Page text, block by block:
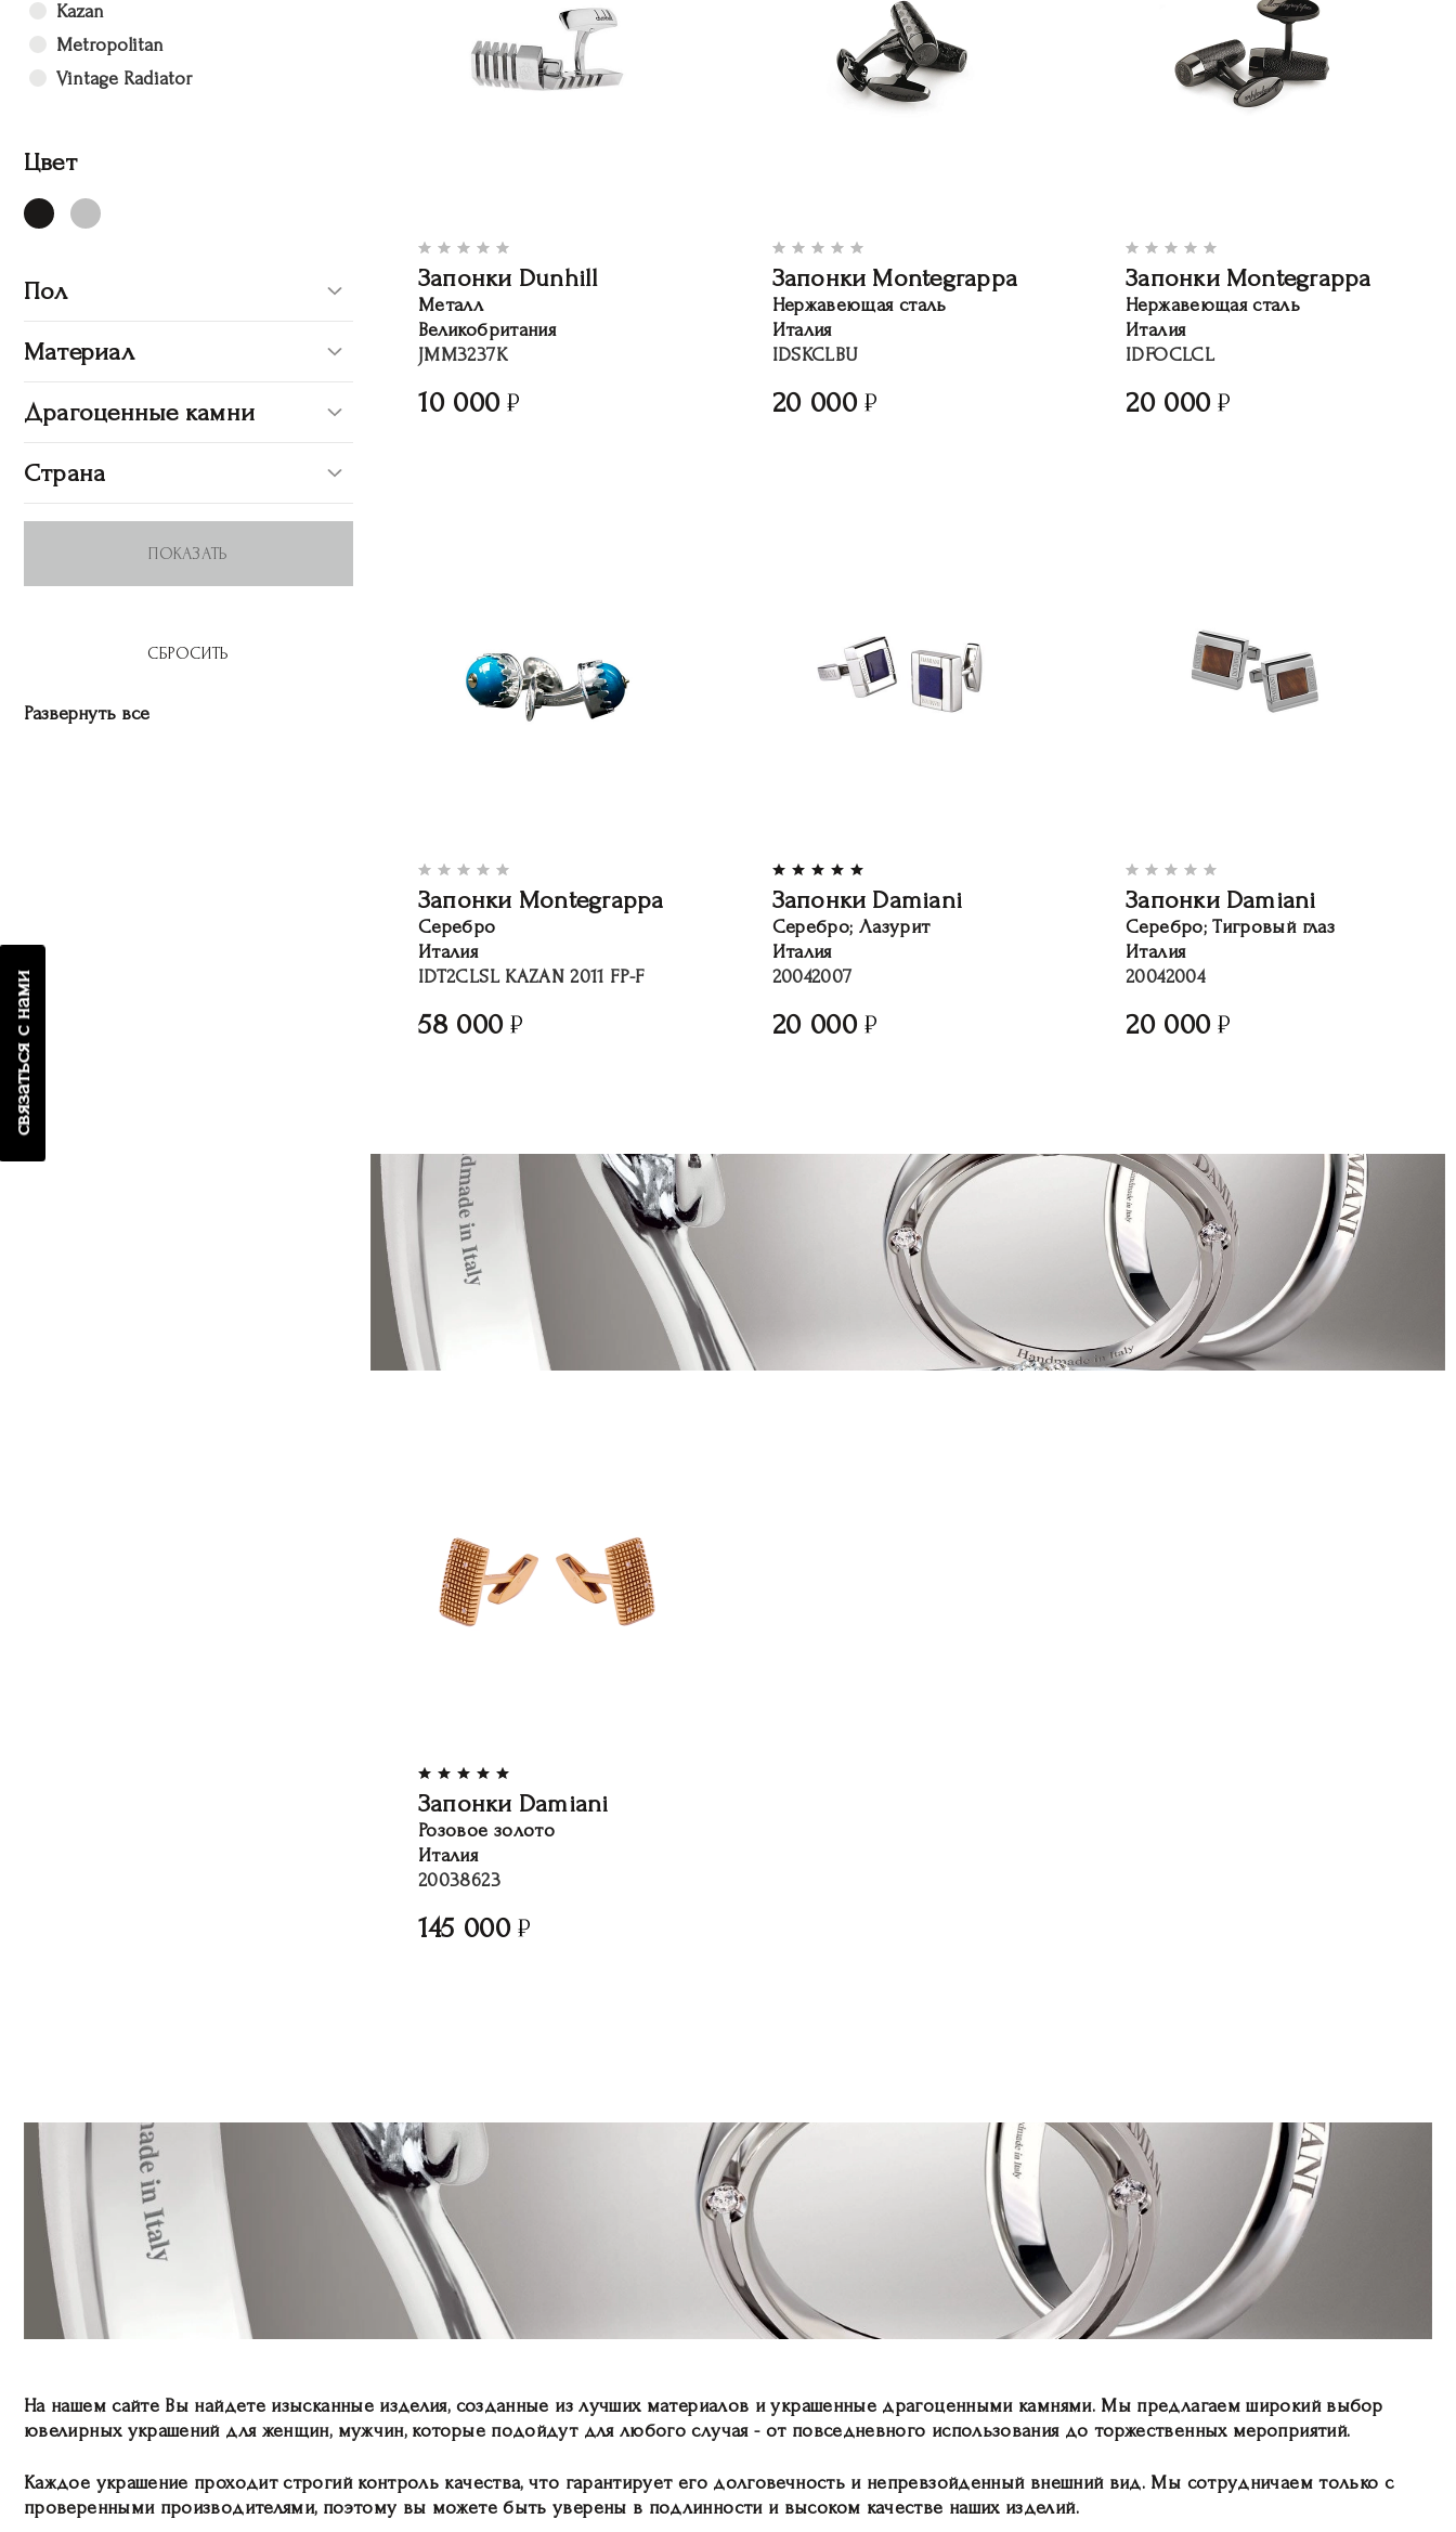
связаться с нами
Kazan
Metropolitan
Vintage Radiator
Цвет
Пол
Материал
Драгоценные камни
Страна
Развернуть все
Запонки Dunhill
Металл
Великобритания
JMM3237K
10 000
Запонки Montegrappa
Нержавеющая сталь
Италия
IDSKCLBU
20 000
Запонки Montegrappa
Нержавеющая сталь
Италия
IDFOCLCL
20 000
Запонки Montegrappa
Серебро
Италия
IDT2CLSL KAZAN 2011 FP-F
58 000
Запонки Damiani
Серебро; Лазурит
Италия
20042007
20 000
Запонки Damiani
Серебро; Тигровый глаз
Италия
20042004
20 000
Запонки Damiani
Розовое золото
Италия
20038623
145 000
На нашем сайте Вы найдете изысканные изделия, созданные из лучших материалов и украшенные драгоценными камнями. Мы предлагаем широкий выбор
ювелирных украшений для женщин, мужчин, которые подойдут для любого случая - от повседневного использования до торжественных мероприятий.
Каждое украшение проходит строгий контроль качества, что гарантирует его долговечность и непревзойденный внешний вид. Мы сотрудничаем только с
проверенными производителями, поэтому вы можете быть уверены в подлинности и высоком качестве наших изделий.